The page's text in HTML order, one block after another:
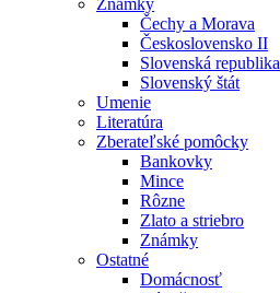
Známky
Čechy a Morava
Československo II
Slovenská republika
Slovenský štát
Umenie
Literatúra
Zberateľské pomôcky
Bankovky
Mince
Rôzne
Zlato a striebro
Známky
Ostatné
Domácnosť